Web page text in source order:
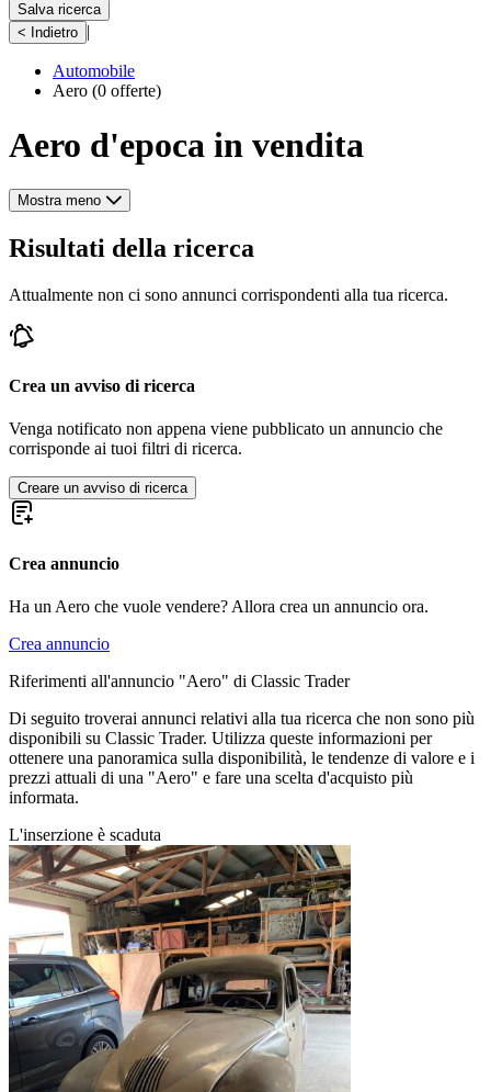
Salva ricerca
< Indietro |
Automobile
Aero (0 offerte)
Aero d'epoca in vendita
Mostra meno
Risultati della ricerca
Attualmente non ci sono annunci corrispondenti alla tua ricerca.
Crea un avviso di ricerca
Venga notificato non appena viene pubblicato un annuncio che
corrisponde ai tuoi filtri di ricerca.
Creare un avviso di ricerca
Crea annuncio
Ha un Aero che vuole vendere? Allora crea un annuncio ora.
Crea annuncio
Riferimenti all'annuncio "Aero" di Classic Trader
Di seguito troverai annunci relativi alla tua ricerca che non sono più
disponibili su Classic Trader. Utilizza queste informazioni per
ottenere una panoramica sulla disponibilità, le tendenze di valore e i
prezzi attuali di una "Aero" e fare una scelta d'acquisto più
informata.
L'inserzione è scaduta